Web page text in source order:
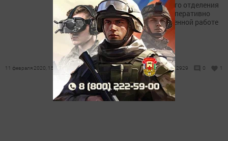
Возгорание Столбищенского отделения
«Почты России» удалось оперативно
потушить благодаря слаженной работе
пожарных.
11 февраля 2020, 15:54 2929 0 1